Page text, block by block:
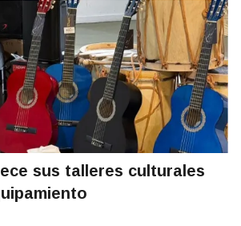
sus talleres culturales